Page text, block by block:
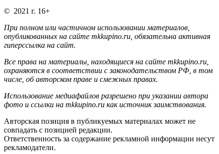
© 2021 г. 16+
При полном или частичном использовании материалов,
опубликованных на сайте mkkupino.ru, обязательна активная
гиперссылка на сайт.
Все права на материалы, находящиеся на сайте mkkupino.ru,
охраняются в соответствии с законодательством РФ, в том
числе, об авторском праве и смежных правах.
Использование медиафайлов разрешено при указании автора
фото и ссылки на mkkupino.ru как источник заимствования.
Авторская позиция в публикуемых материалах может не
совпадать с позицией редакции.
Ответственность за содержание рекламной информации несут
рекламодатели.